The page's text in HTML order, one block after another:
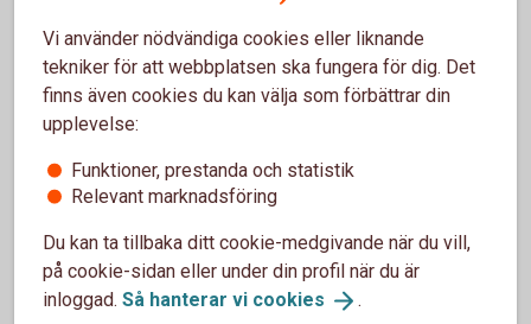
Energilån till företagets fastigheter
När du ska klimatanpassa företagets lokaler, till exempel
med nya fönster, fjärrvärme, laddstolpar eller solpaneler
rätt energiinvesteringar – kontakta vår samarbetspartner
Ramboll.
Vi använder nödvändiga cookies eller liknande
tekniker för att webbplatsen ska fungera för dig. Det
finns även cookies du kan välja som förbättrar din
upplevelse:
Funktioner, prestanda och statistik
Relevant marknadsföring
Du kan ta tillbaka ditt cookie-medgivande när du vill,
på cookie-sidan eller under din profil när du är
inloggad. Så hanterar vi cookies .